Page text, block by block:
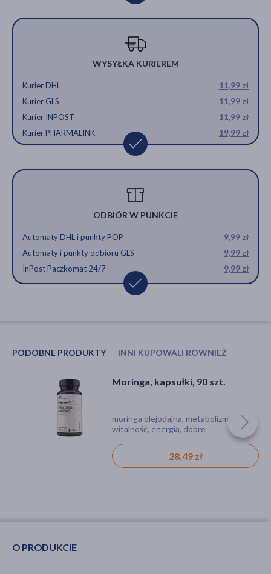
WYSYŁKA KURIEREM
Kurier DHL
11,99 zł
Kurier GLS
11,99 zł
Kurier INPOST
11,99 zł
Kurier PHARMALINK
19,99 zł
ODBIÓR W PUNKCIE
Automaty DHL i punkty POP
9,99 zł
Automaty i punkty odbioru GLS
9,99 zł
InPost Paczkomat 24/7
9,99 zł
PODOBNE PRODUKTY INNI KUPOWALI RÓWNIEŻ
Moringa, kapsułki, 90 szt.
moringa olejodajna, metabolizm,
witalność, energia, dobre
28,49 zł
SFD Berberyna HCl, tabletki, 90
tabletka
39,99 zł
O PRODUKCIE